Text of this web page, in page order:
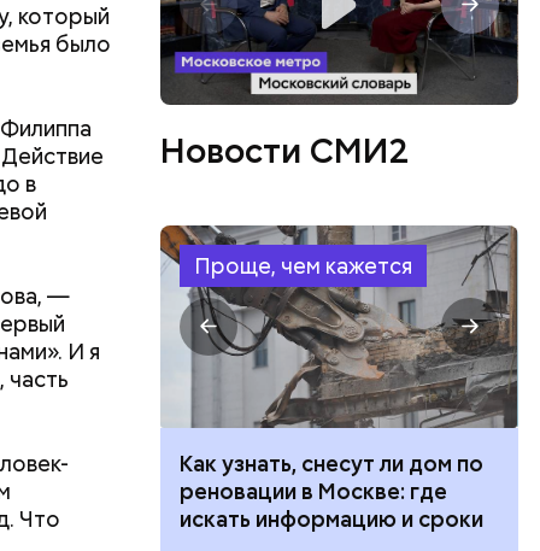
который
было
в
—
И я
Что
Новости СМИ2
Проще, чем кажется
тысяч
при
кто может
Как узнать, снесут ли дом по
реновации в Москве: где
искать информацию и сроки